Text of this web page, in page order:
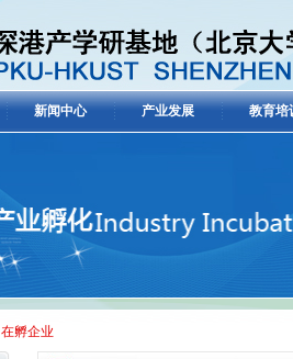
新闻中心 产业发展 教育培
在孵企业